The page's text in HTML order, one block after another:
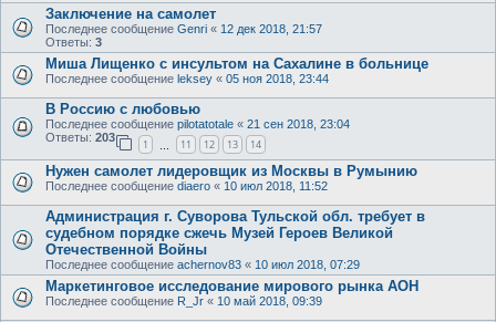
Заключение на самолет
Последнее сообщение Genri « 12 дек 2018, 21:57
Ответы: 3
Миша Лищенко с инсультом на Сахалине в больнице
Последнее сообщение leksey « 05 ноя 2018, 23:44
В Россию с любовью
Последнее сообщение pilotatotale « 21 сен 2018, 23:04
Ответы: 203
1 11 12 13 14
Нужен самолет лидеровщик из Москвы в Румынию
Последнее сообщение diaero « 10 июл 2018, 11:52
Администрация г. Суворова Тульской обл. требует в
судебном порядке сжечь Музей Героев Великой
Отечественной Войны
Последнее сообщение achernov83 « 10 июл 2018, 07:29
Маркетинговое исследование мирового рынка АОН
Последнее сообщение R_Jr « 10 май 2018, 09:39